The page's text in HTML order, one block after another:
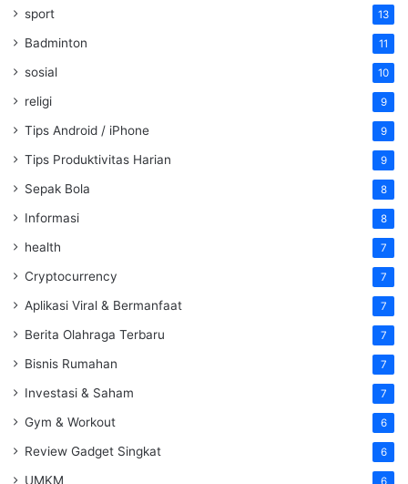
sport 13
Badminton 11
sosial 10
religi 9
Tips Android / iPhone 9
Tips Produktivitas Harian 9
Sepak Bola 8
Informasi 8
health 7
Cryptocurrency 7
Aplikasi Viral & Bermanfaat 7
Berita Olahraga Terbaru 7
Bisnis Rumahan 7
Investasi & Saham 7
Gym & Workout 6
Review Gadget Singkat 6
UMKM 6